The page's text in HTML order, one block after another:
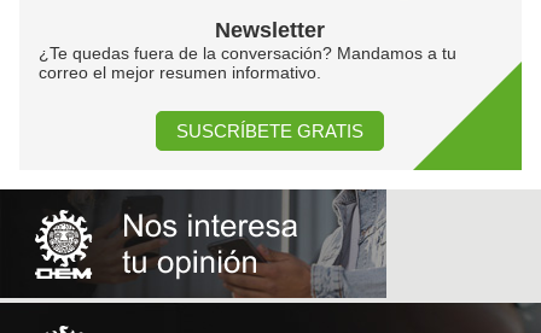
Newsletter
¿Te quedas fuera de la conversación? Mandamos a tu
correo el mejor resumen informativo.
SUSCRÍBETE GRATIS